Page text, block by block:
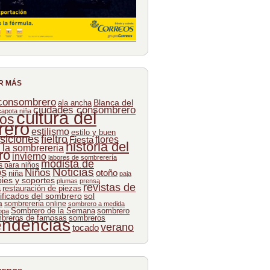
MÁS
ala ancha Blanca del
niña ciudades consombrero
cultura del
estilismo estilo y buen
fieltro Fiestaflores
la sombrereria historia del
invierno labores de sombrerería
para niños modista de
niña NiñosNoticiasotoño paja
y soportes plumas prensa
restauración de piezas revistas de
del sombrero sol
sombrerería online sombrero a medida
Sombrero de la Semana sombrero
de famosas sombreros
tocadoverano